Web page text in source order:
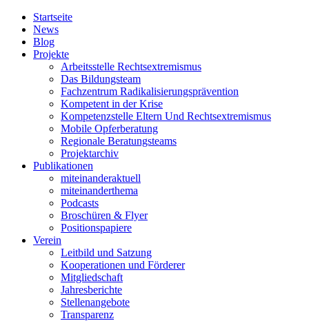
Startseite
News
Blog
Projekte
Arbeitsstelle Rechtsextremismus
Das Bildungsteam
Fachzentrum Radikalisierungsprävention
Kompetent in der Krise
Kompetenzstelle Eltern Und Rechtsextremismus
Mobile Opferberatung
Regionale Beratungsteams
Projektarchiv
Publikationen
miteinanderaktuell
miteinanderthema
Podcasts
Broschüren & Flyer
Positionspapiere
Verein
Leitbild und Satzung
Kooperationen und Förderer
Mitgliedschaft
Jahresberichte
Stellenangebote
Transparenz